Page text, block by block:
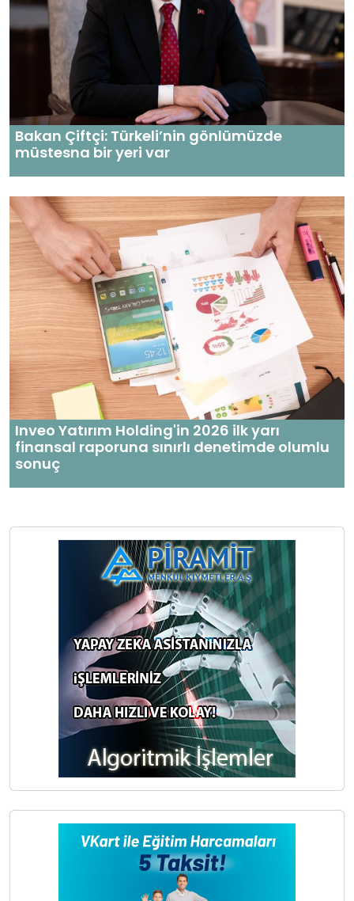
Bakan Çiftçi: Türkeli’nin gönlümüzde
müstesna bir yeri var
Inveo Yatırım Holding'in 2026 ilk yarı
finansal raporuna sınırlı denetimde olumlu
sonuç